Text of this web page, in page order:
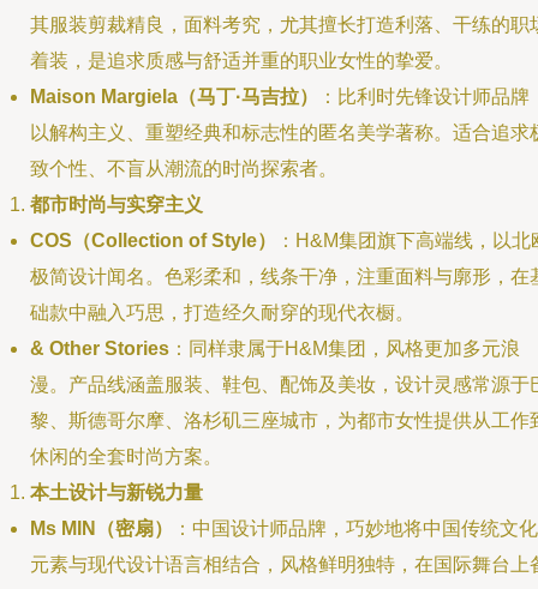
其服装剪裁精良，面料考究，尤其擅长打造利落、干练的职
着装，是追求质感与舒适并重的职业女性的挚爱。
Maison Margiela（马丁·马吉拉）
：比利时先锋设计师品牌
以解构主义、重塑经典和标志性的匿名美学著称。适合追求
致个性、不盲从潮流的时尚探索者。
都市时尚与实穿主义
COS（Collection of Style）
：H&M集团旗下高端线，以北
极简设计闻名。色彩柔和，线条干净，注重面料与廓形，在
础款中融入巧思，打造经久耐穿的现代衣橱。
& Other Stories ：同样隶属于H&M集团，风格更加多元浪
漫。产品线涵盖服装、鞋包、配饰及美妆，设计灵感常源于
黎、斯德哥尔摩、洛杉矶三座城市，为都市女性提供从工作
休闲的全套时尚方案。
本土设计与新锐力量
Ms MIN（密扇）
：中国设计师品牌，巧妙地将中国传统文化
元素与现代设计语言相结合，风格鲜明独特，在国际舞台上